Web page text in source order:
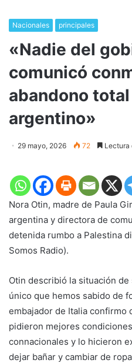
Nacionales principales
​«Nadie del
comunicó
abandono
argentino»
29 mayo, 2026 72 Lectura
Nora Otin, madre de Paula
argentina y directora de
detenida rumbo a Palestina
Somos Radio).
Otin describió la situación
único que hemos sabido de
embajador de Italia confirmo
pidieron mejores
connacionales y lo hicieron
dejar bañar y cambiar de